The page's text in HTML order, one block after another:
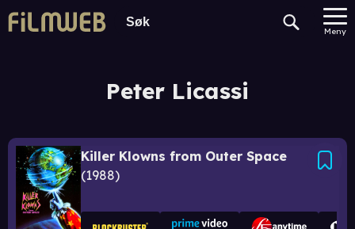
Meny
Peter Licassi
Killer Klowns from Outer Space
1988